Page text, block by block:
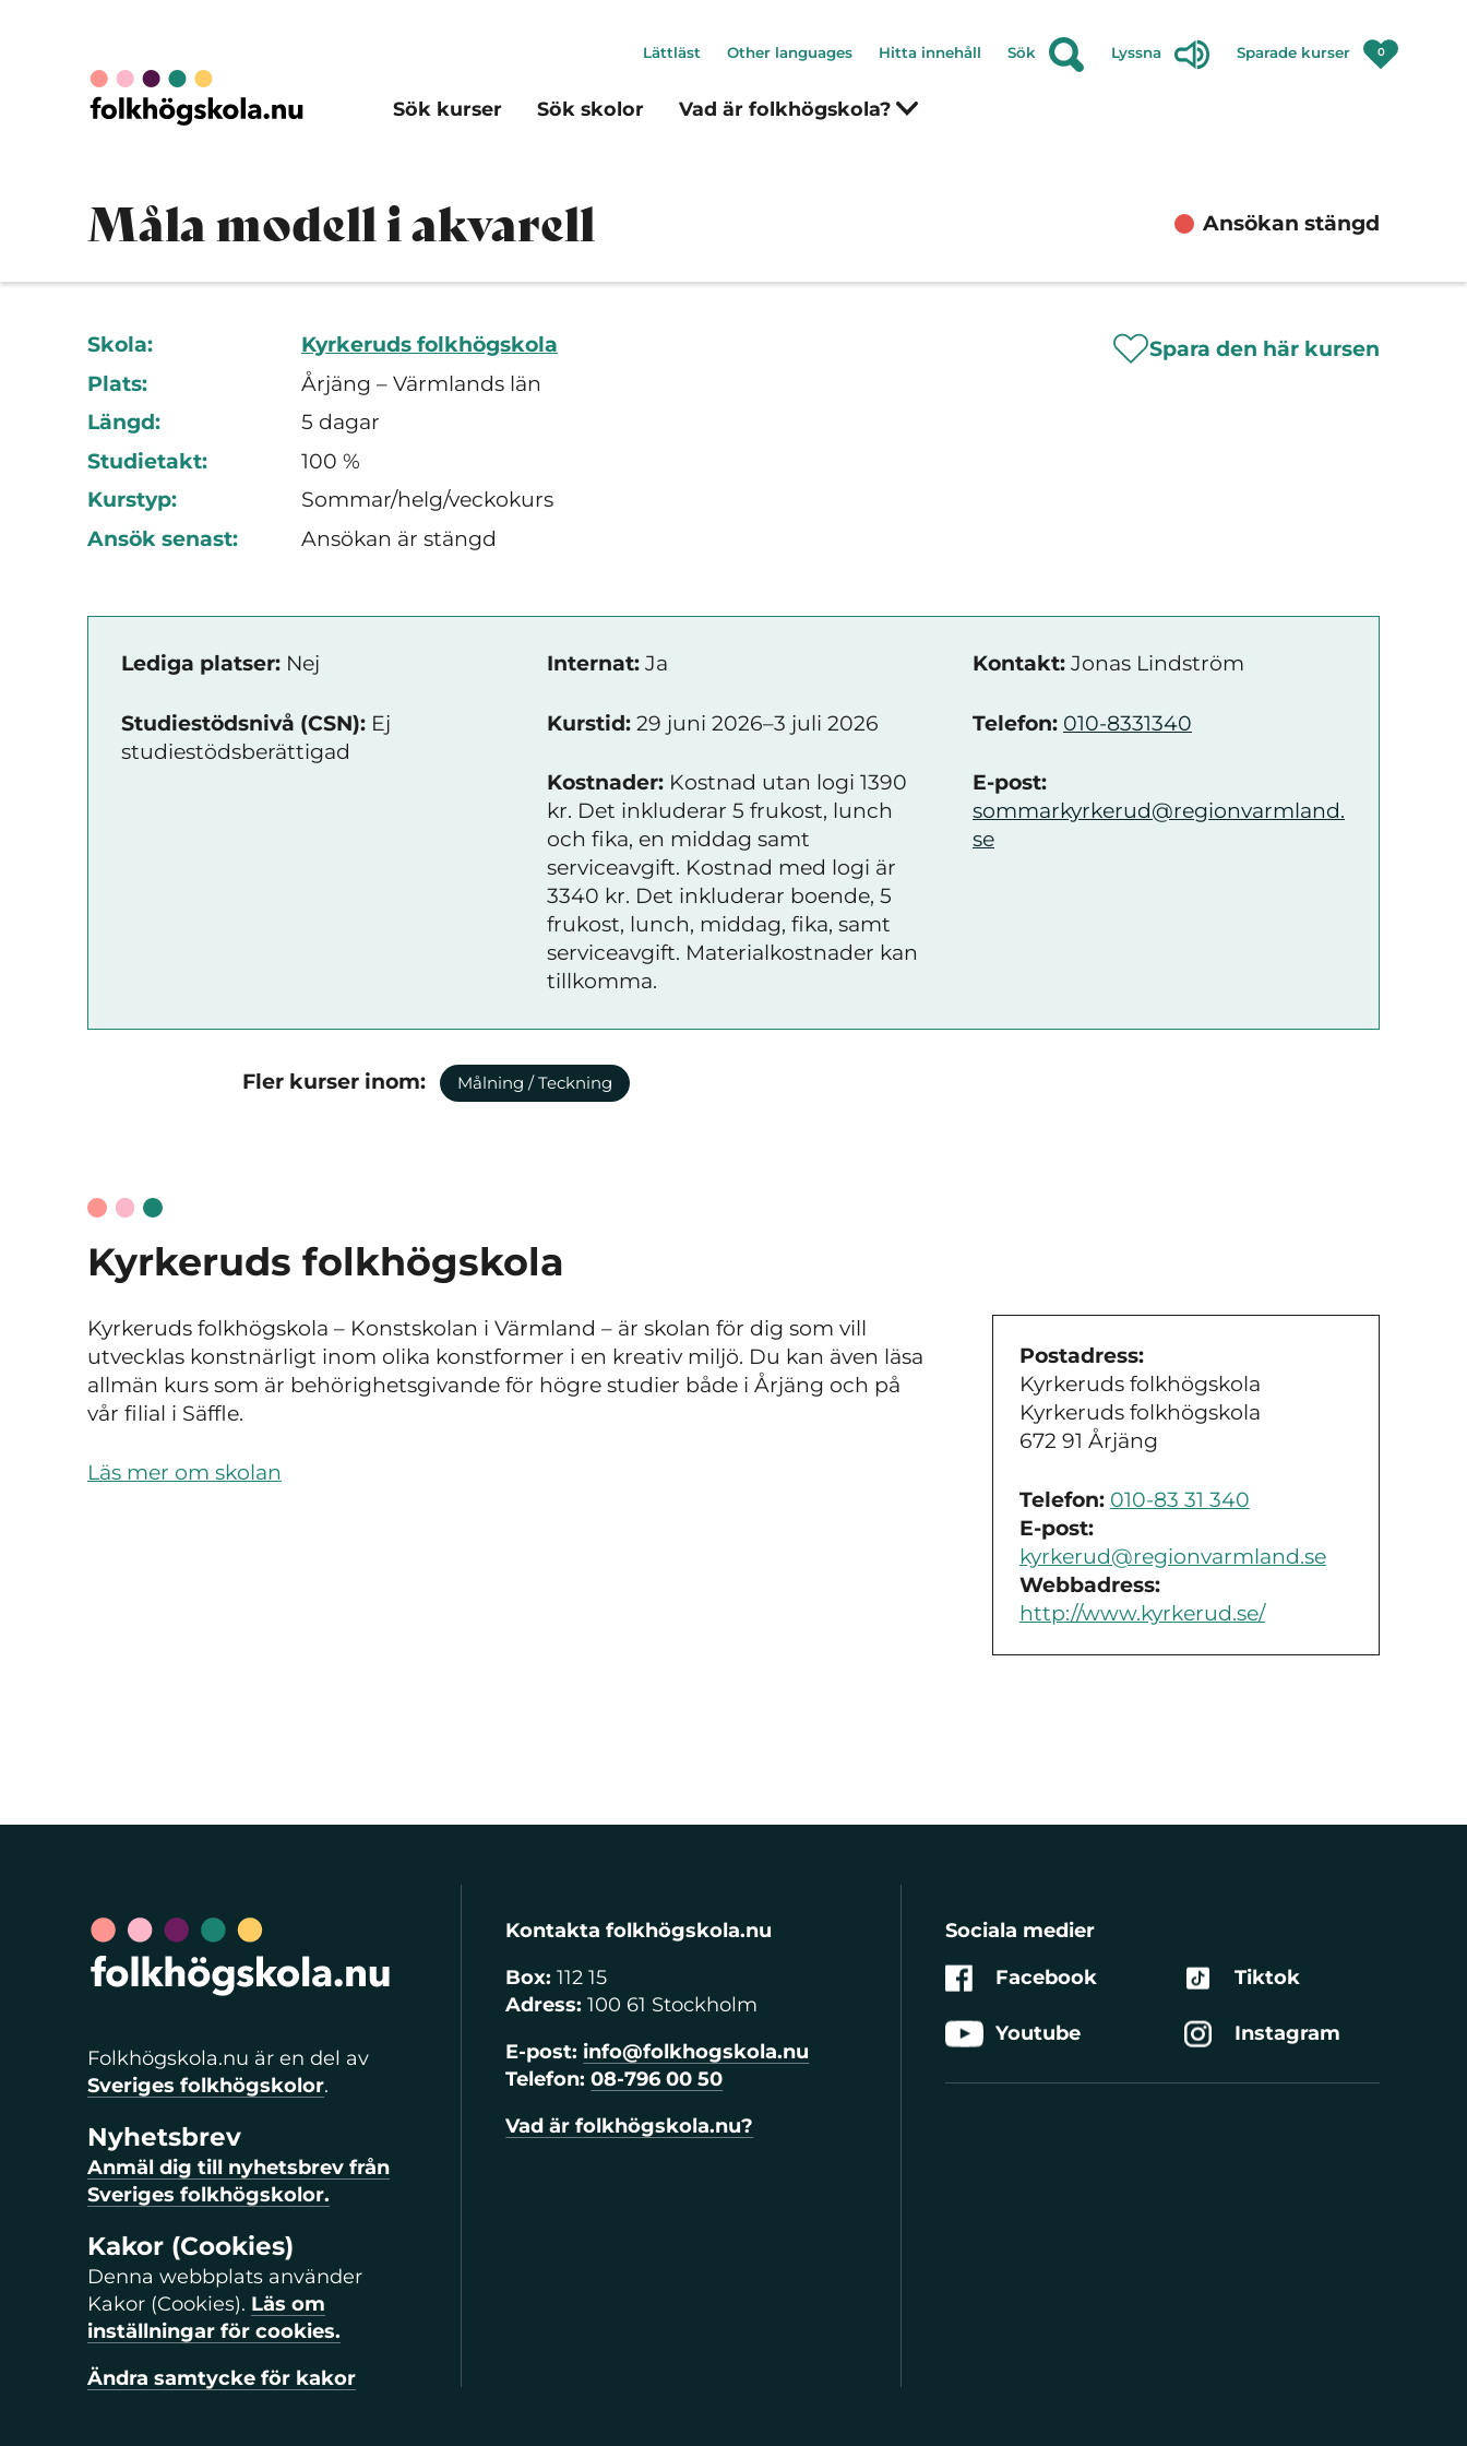
Sök kurser Sök skolor Vad är folkhögskola?
Lättläst Other languages Hitta innehåll Sök Lyssna Sparade kurser 0
Måla modell i akvarell Ansökan stängd
Skola:
Kyrkeruds folkhögskola
Plats:
Årjäng – Värmlands län
Längd:
5 dagar
Studietakt:
100 %
Kurstyp:
Sommar/helg/veckokurs
Ansök senast:
Ansökan är stängd
Spara den här kursen
Lediga platser: Nej
Studiestödsnivå (CSN): Ej
studiestödsberättigad
Internat: Ja
Kurstid: 29 juni 2026–3 juli 2026
Kostnader: Kostnad utan logi 1390
kr. Det inkluderar 5 frukost, lunch
och fika, en middag samt
serviceavgift. Kostnad med logi är
3340 kr. Det inkluderar boende, 5
frukost, lunch, middag, fika, samt
serviceavgift. Materialkostnader kan
tillkomma.
Kontakt: Jonas Lindström
Telefon: 010-8331340
E-post:
sommarkyrkerud@regionvarmland.
se
Fler kurser inom: Målning / Teckning
Kyrkeruds folkhögskola
Kyrkeruds folkhögskola – Konstskolan i Värmland – är skolan för dig som vill
utvecklas konstnärligt inom olika konstformer i en kreativ miljö. Du kan även läsa
allmän kurs som är behörighetsgivande för högre studier både i Årjäng och på
vår filial i Säffle.
Läs mer om skolan
Postadress:
Kyrkeruds folkhögskola
Kyrkeruds folkhögskola
672 91 Årjäng
Telefon: 010-83 31 340
E-post:
kyrkerud@regionvarmland.se
Webbadress:
http://www.kyrkerud.se/
Folkhögskola.nu är en del av
Sveriges folkhögskolor.
Nyhetsbrev
Anmäl dig till nyhetsbrev från
Sveriges folkhögskolor.
Kakor (Cookies)
Denna webbplats använder
Kakor (Cookies). Läs om
inställningar för cookies.
Ändra samtycke för kakor
Kontakta folkhögskola.nu
Box:112 15
Adress: 100 61 Stockholm
E-post: info@folkhogskola.nu
Telefon: 08-796 00 50
Vad är folkhögskola.nu?
Sociala medier
Facebook
Youtube
Tiktok
Instagram